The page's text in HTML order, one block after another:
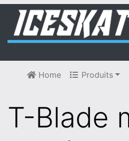
Home Produits
T-Blade